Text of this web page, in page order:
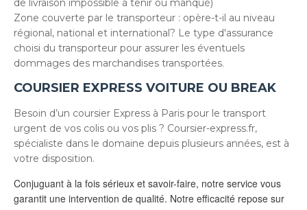
de livraison impossible à tenir ou manqué)
Zone couverte par le transporteur : opère-t-il au niveau
régional, national et international? Le type d'assurance
choisi du transporteur pour assurer les éventuels
dommages des marchandises transportées.
COURSIER EXPRESS VOITURE OU BREAK
Besoin d’un coursier Express à Paris pour le transport
urgent de vos colis ou vos plis ? Coursier-express.fr,
spécialiste dans le domaine depuis plusieurs années, est à
votre disposition.
Conjuguant à la fois sérieux et savoir-faire, notre service vous
garantit une intervention de qualité. Notre efficacité repose sur